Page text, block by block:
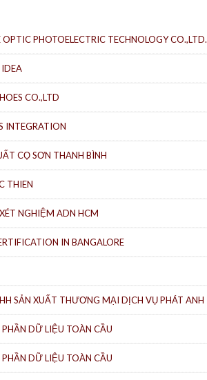
OPTIC PHOTOELECTRIC TECHNOLOGY CO.,LTD.
CO.,LTD
INTEGRATION
CỌ SƠN THANH BÌNH
THIEN
NGHIỆM ADN HCM
IN BANGALORE
SẢN XUẤT THƯƠNG MẠI DỊCH VỤ PHÁT ANH
DỮ LIỆU TOÀN CẦU
DỮ LIỆU TOÀN CẦU